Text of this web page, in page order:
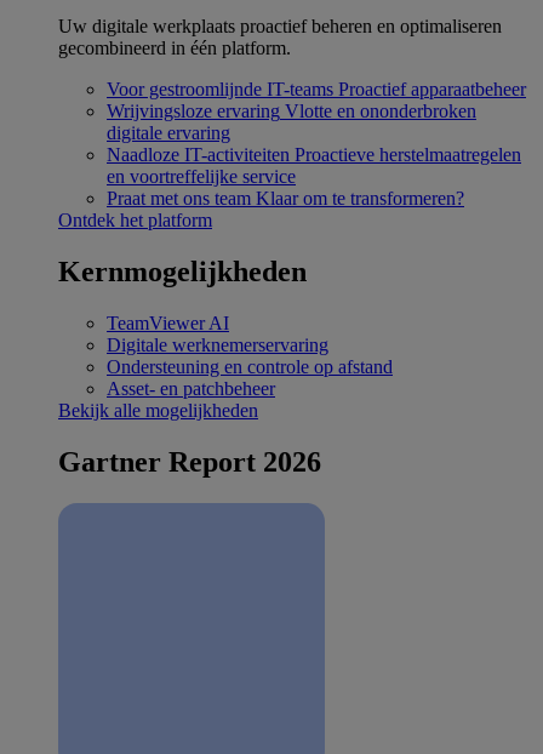
Uw digitale werkplaats proactief beheren en optimaliseren
gecombineerd in één platform.
Voor gestroomlijnde IT-teams Proactief apparaatbeheer
Wrijvingsloze ervaring Vlotte en ononderbroken
digitale ervaring
Naadloze IT-activiteiten Proactieve herstelmaatregelen
en voortreffelijke service
Praat met ons team Klaar om te transformeren?
Ontdek het platform
Kernmogelijkheden
TeamViewer AI
Digitale werknemerservaring
Ondersteuning en controle op afstand
Asset- en patchbeheer
Bekijk alle mogelijkheden
Gartner Report 2026